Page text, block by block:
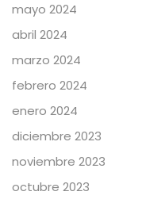
mayo 2024
abril 2024
marzo 2024
febrero 2024
enero 2024
diciembre 2023
noviembre 2023
octubre 2023